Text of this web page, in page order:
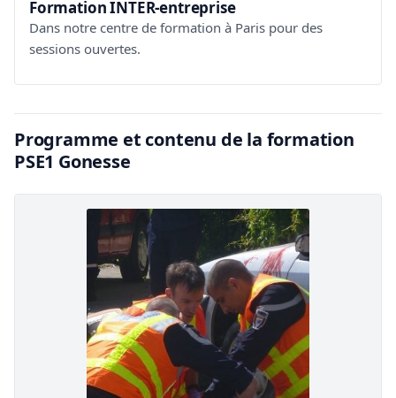
Formation INTER-entreprise
Dans notre centre de formation à Paris pour des
sessions ouvertes.
Programme et contenu de la formation
PSE1 Gonesse